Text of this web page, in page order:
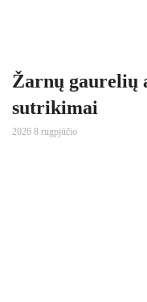
Žarnų gaurelių
sutrikimai
2026 8 rugpjūčio